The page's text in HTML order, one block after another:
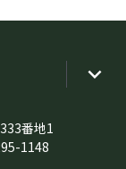
番地1
1148